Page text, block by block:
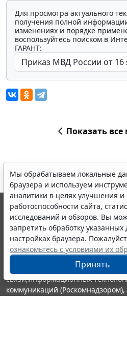
Для просмотра актуального
получения полной
изменениях и порядке
воспользуйтесь поиском в
ГАРАНТ:
Показать
Мы обрабатываем локальные
браузера и используем
аналитики в целях улучшения и
работоспособности сайта,
исследований и обзоров. Вы
запретить обработку
настройках браузера.
ознакомьтесь с условиями их
Принять
© ООО "НПП "ГАРАНТ-СЕРВИС",
выпускается с 1990 года.
являются участниками
информации ГАРАНТ.
Портал ГАРАНТ.РУ
издания Федеральной службой
связи,информационных
коммуникаций